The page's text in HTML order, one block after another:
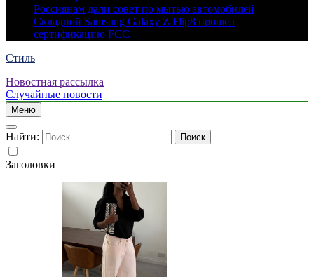
Россиянам дали совет по мытью автомобилей
Складной Samsung Galaxy Z Flip8 прошёл
сертификацию FCC
Стиль
Новостная рассылка
Случайные новости
Меню
Найти:
Заголовки